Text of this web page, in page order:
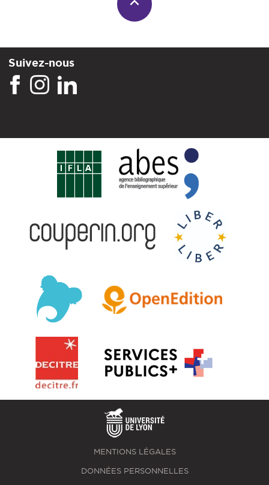
Suivez-nous
MENTIONS LÉGALES
DONNÉES PERSONNELLES